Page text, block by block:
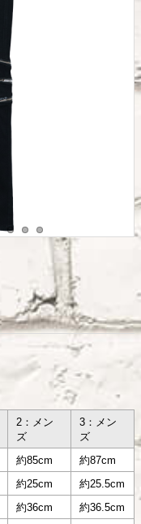
2：メン
ズ
3：メン
ズ
約85cm
約87cm
約25cm
約25.5cm
約36cm
約36.5cm